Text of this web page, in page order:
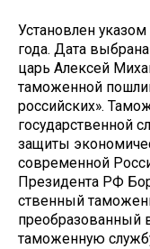
Установлен
года. Дата
царь Алексей
таможенной
российских».
государственной
защиты
современной
Президента РФ
ственный
преобразованный
таможенную